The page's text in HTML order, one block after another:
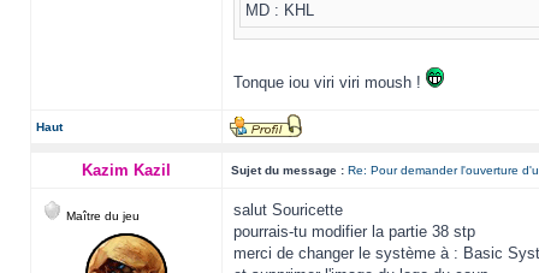
MD : KHL
Tonque iou viri viri moush !
Haut
Kazim Kazil Sujet du message : Re: Pour demander l'ouverture
Maître du jeu
salut Souricette
pourrais-tu modifier la partie 38 stp
merci de changer le système à : Basic